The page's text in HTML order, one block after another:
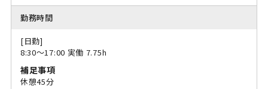
勤務時間
[日勤]
8:30〜17:00 実働 7.75h
補足事項
休憩45分